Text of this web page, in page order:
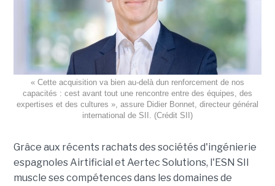
« Cette acquisition va bien au-delà dun renforcement de nos
capacités : cest avant tout une rencontre entre des équipes, des
expertises et des cultures », assure Didier Bonnet, directeur général
international de SII. (Crédit SII)
Grâce aux récents rachats des sociétés d'ingénierie
espagnoles Airtificial et Aertec Solutions, l'ESN SII
muscle ses compétences dans les domaines de